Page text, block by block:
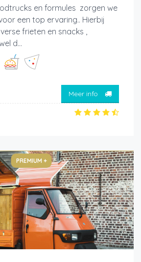
en formules zorgen we
een top ervaring.. Hierbij
frieten en snacks ,
d...
Meer info
PREMIUM +